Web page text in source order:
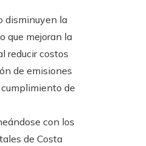
disminuyen la
que mejoran la
reducir costos
de emisiones
de
con los
de Costa